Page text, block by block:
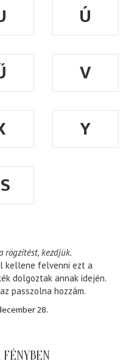
Ú
V
Y
rögzítést, kezdjük.
kellene felvenni ezt a
dolgoztak annak idején.
passzolna hozzám.
28.